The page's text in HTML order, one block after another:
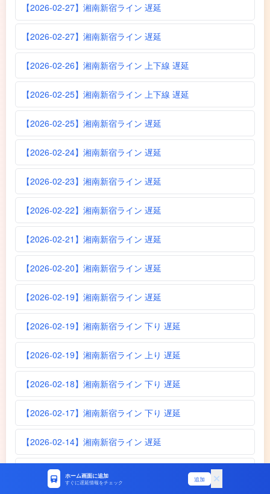
【2026-02-27】湘南新宿ライン 遅延
【2026-02-27】湘南新宿ライン 遅延
【2026-02-26】湘南新宿ライン 上下線 遅延
【2026-02-25】湘南新宿ライン 上下線 遅延
【2026-02-25】湘南新宿ライン 遅延
【2026-02-24】湘南新宿ライン 遅延
【2026-02-23】湘南新宿ライン 遅延
【2026-02-22】湘南新宿ライン 遅延
【2026-02-21】湘南新宿ライン 遅延
【2026-02-20】湘南新宿ライン 遅延
【2026-02-19】湘南新宿ライン 遅延
【2026-02-19】湘南新宿ライン 下り 遅延
【2026-02-19】湘南新宿ライン 上り 遅延
【2026-02-18】湘南新宿ライン 下り 遅延
【2026-02-17】湘南新宿ライン 下り 遅延
【2026-02-14】湘南新宿ライン 遅延
【2026-02-14】湘南新宿ライン 下り 遅延
ホーム画面に追加
すぐに遅延情報をチェック 追加